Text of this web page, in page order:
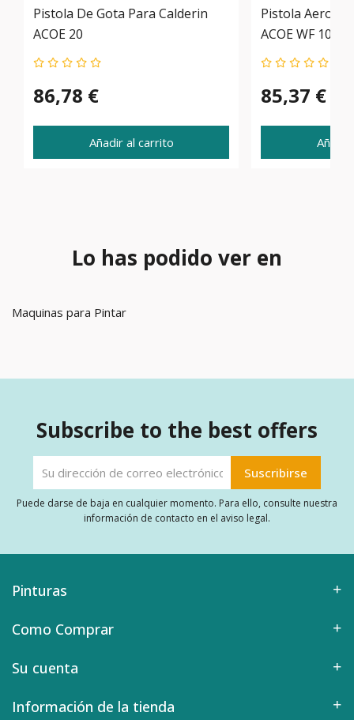
Pistola De Gota Para Calderin
ACOE 20
86,78 €
Añadir al carrito
Pistola
ACOE WF 1000-
85,37 €
Lo has podido ver en
Maquinas para Pintar
Subscribe to the best offers
Puede darse de baja en cualquier momento. Para ello, consulte nuestra
información de contacto en el aviso legal.
Pinturas
Como Comprar
Su cuenta
Información de la tienda